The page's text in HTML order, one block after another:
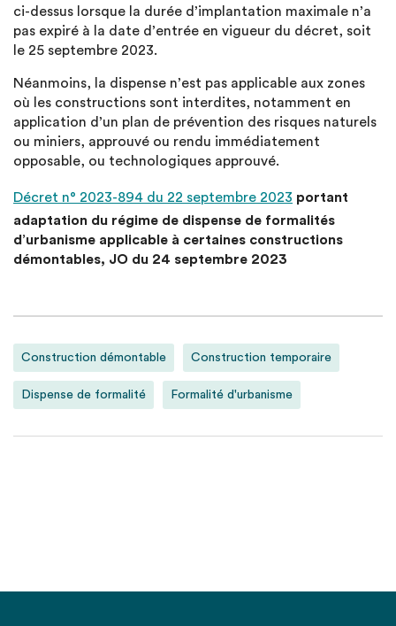
ci-dessus lorsque la durée d’implantation maximale n’a
pas expiré à la date d’entrée en vigueur du décret, soit
le 25 septembre 2023.
Néanmoins, la dispense n’est pas applicable aux zones
où les constructions sont interdites, notamment en
application d’un plan de prévention des risques naturels
ou miniers, approuvé ou rendu immédiatement
opposable, ou technologiques approuvé.
Décret n° 2023-894 du 22 septembre 2023 portant
adaptation du régime de dispense de formalités
d’urbanisme applicable à certaines constructions
démontables, JO du 24 septembre 2023
Construction démontable Construction temporaire
Dispense de formalité Formalité d'urbanisme